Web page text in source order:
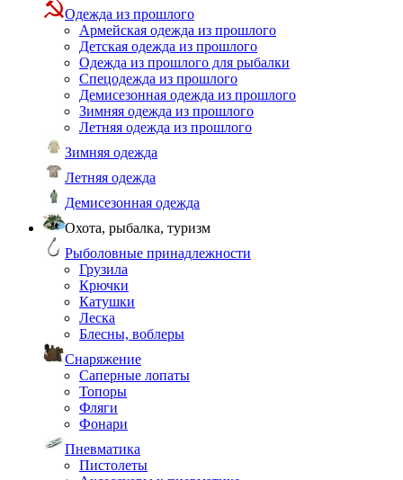
Одежда из прошлого
Армейская одежда из прошлого
Детская одежда из прошлого
Одежда из прошлого для рыбалки
Спецодежда из прошлого
Демисезонная одежда из прошлого
Зимняя одежда из прошлого
Летняя одежда из прошлого
Зимняя одежда
Летняя одежда
Демисезонная одежда
Охота, рыбалка, туризм
Рыболовные принадлежности
Грузила
Крючки
Катушки
Леска
Блесны, воблеры
Снаряжение
Саперные лопаты
Топоры
Фляги
Фонари
Пневматика
Пистолеты